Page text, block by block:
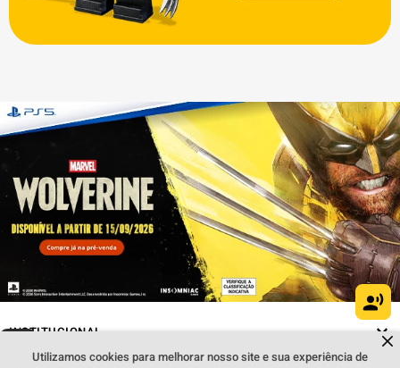
Dúvidas sobre produtos?
Utilizamos cookies para melhorar nosso site e sua experiência de
INSTITUCIONAL